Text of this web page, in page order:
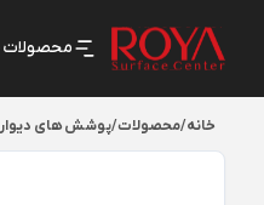
محصولات
خانه/محصولات/پوشش های دیوار